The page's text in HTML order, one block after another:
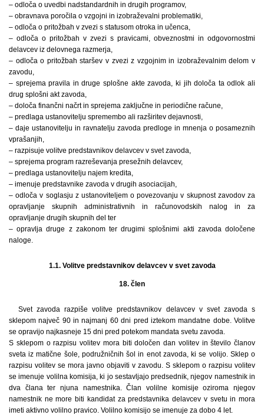
– odloča o uvedbi nadstandardnih in drugih programov,
– obravnava poročila o vzgojni in izobraževalni problematiki,
– odloča o pritožbah v zvezi s statusom otroka in učenca,
– odloča o pritožbah v zvezi s pravicami, obveznostmi in odgovornostmi
delavcev iz delovnega razmerja,
– odloča o pritožbah staršev v zvezi z vzgojnim in izobraževalnim delom v
zavodu,
– sprejema pravila in druge splošne akte zavoda, ki jih določa ta odlok ali
drug splošni akt zavoda,
– določa finančni načrt in sprejema zaključne in periodične račune,
– predlaga ustanovitelju spremembo ali razširitev dejavnosti,
– daje ustanovitelju in ravnatelju zavoda predloge in mnenja o posameznih
vprašanjih,
– razpisuje volitve predstavnikov delavcev v svet zavoda,
– sprejema program razreševanja presežnih delavcev,
– predlaga ustanovitelju najem kredita,
– imenuje predstavnike zavoda v drugih asociacijah,
– odloča v soglasju z ustanoviteljem o povezovanju v skupnost zavodov za
opravljanje skupnih administrativnih in računovodskih nalog in za
opravljanje drugih skupnih del ter
– opravlja druge z zakonom ter drugimi splošnimi akti zavoda določene
naloge.
1.1. Volitve predstavnikov delavcev v svet zavoda
18. člen
Svet zavoda razpiše volitve predstavnikov delavcev v svet zavoda s
sklepom največ 90 in najmanj 60 dni pred iztekom mandatne dobe. Volitve
se opravijo najkasneje 15 dni pred potekom mandata svetu zavoda.
S sklepom o razpisu volitev mora biti določen dan volitev in število članov
sveta iz matične šole, podružničnih šol in enot zavoda, ki se volijo. Sklep o
razpisu volitev se mora javno objaviti v zavodu. S sklepom o razpisu volitev
se imenuje volilna komisija, ki jo sestavljajo predsednik, njegov namestnik in
dva člana ter njuna namestnika. Član volilne komisije oziroma njegov
namestnik ne more biti kandidat za predstavnika delavcev v svetu in mora
imeti aktivno volilno pravico. Volilno komisijo se imenuje za dobo 4 let.